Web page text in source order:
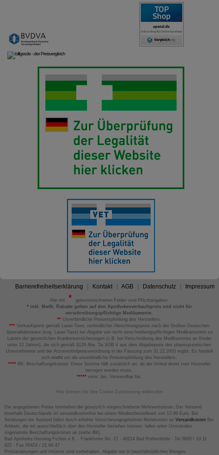
Barrierefreiheitserklärung Kontakt AGB Datenschutz Impressum
Alle mit
gekennzeichneten Felder sind Pflichtangaben.
*inkl. MwSt. Rabatte gelten auf den Apothekenverkaufspreis und nicht für
verschreibungspflichtige Medikamente.
** Unverbindliche Preisempfehlung des Herstellers.
*** Verkaufspreis gemäß Lauer-Taxe; verbindlicher Abrechnungspreis nach der Großen Deutschen
Spezialitätentaxe (sog. Lauer-Taxe) bei Abgabe von nicht verschreibungspflichtigen Medikamenten zu
Lasten der gesetzlichen Krankenversicherungen (z.B. bei Verschreibung des Medikaments an Kinder
unter 12 Jahren), die sich gemäß §129 Abs. 5a SGB V aus dem Abgabepreis des pharmazeutischen
Unternehmens und der Arzneimittelpreisverordnung in der Fassung zum 31.12.2003 ergibt. Es handelt
sich nicht um die unverbindliche Preisempfehlung des Herstellers.
****BK: Beschaffungskosten. Diese Summe fällt zusätzlich an, da der Artikel direkt vom Hersteller
bezogen werden muss.
*****verw. bis: Verwendbar bis.
Hier können Sie Ihre Cookie-Zustimmung widerrufen
Die angegebenen Preise beinhalten die gesetzlich vorgeschriebene Mehrwertsteuer. Der Versand
innerhalb Deutschlands ist versandkostenfrei bei einem Mindestbestellwert von 13,99 Euro. Bei
Sendungen ins Ausland fallen durch erhöhte Versicherungsgebühren Mehrkosten an VersandkostenBei
Artikeln, die wir ausschließlich über den Hersteller beziehen können, fallen unter Umständen
sogenannte Beschaffungskosten an (siehe BK).
Bad Apotheke Henning Fichter e.K. - Frankfurter Str. 27 - 49214 Bad Rothenfelde - Tel 0800 / 10 11
422 - Fax 05424 / 21 64 47
Preisänderungen und Irrtümer sind vorbehalten. Abgabe nur in haushaltsüblichen Mengen.